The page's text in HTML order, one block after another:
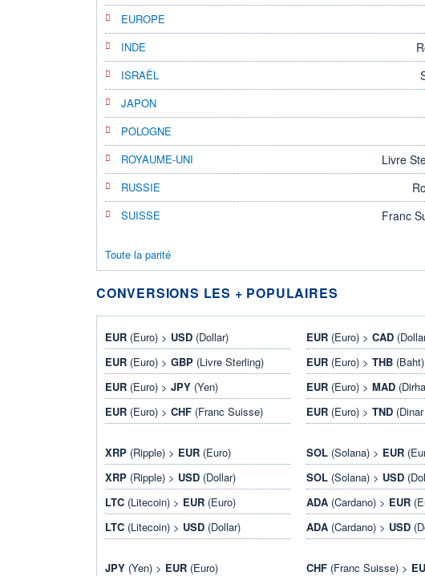
EUROPE
INDE
ISRAËL
JAPON
POLOGNE
ROYAUME-UNI Livre
RUSSIE
SUISSE Franc
Toute la parité
CONVERSIONS LES + POPULAIRES
EUR (Euro) > USD (Dollar)
EUR (Euro) > GBP (Livre Sterling)
EUR (Euro) > JPY (Yen)
EUR (Euro) > CHF (Franc Suisse)
EUR(Euro) > CAD
EUR(Euro) > THB(Baht)
EUR(Euro) > MAD
EUR(Euro) > TND(Dinar
XRP (Ripple) > EUR (Euro)
XRP (Ripple) > USD (Dollar)
LTC (Litecoin) > EUR (Euro)
LTC (Litecoin) > USD (Dollar)
SOL(Solana) > EUR
SOL(Solana) > USD
ADA(Cardano) > EUR
ADA(Cardano) > USD
JPY (Yen) > EUR (Euro)
CHF(Franc Suisse) >